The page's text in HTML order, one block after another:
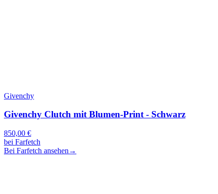
Givenchy
Givenchy Clutch mit Blumen-Print - Schwarz
850,00 €
bei Farfetch
Bei Farfetch ansehen →